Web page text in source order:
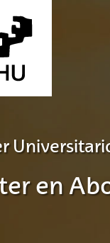
en